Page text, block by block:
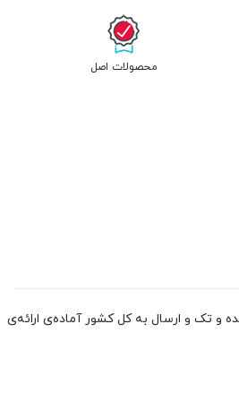
محصولات اصل
نقد و اقساط، عمده و تک و ارسال به کل کشور آماده‌ی ارائه‌ی